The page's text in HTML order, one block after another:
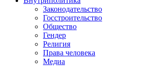
Законодательство
Госстроительство
Общество
Гендер
Религия
Права человека
Медиа